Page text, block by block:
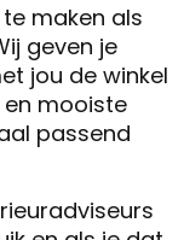
maken als
geven je
jou de winkel
mooiste
passend